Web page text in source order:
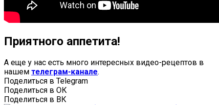
Приятного аппетита!
А еще у нас есть много интересных видео-рецептов в
нашем телеграм-канале.
Поделиться в Telegram
Поделиться в ОК
Поделиться в ВК